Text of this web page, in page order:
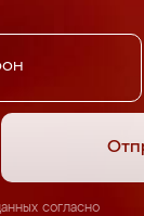
согласно